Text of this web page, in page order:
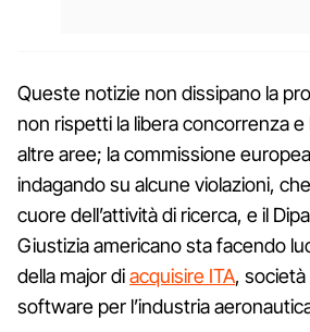
Queste notizie non dissipano la
non rispetti la libera concorrenza
altre aree; la commissione
indagando su alcune violazioni,
cuore dell’attività di ricerca, e il
Giustizia americano sta facendo
della major diacquisire ITA,
software per l’industria